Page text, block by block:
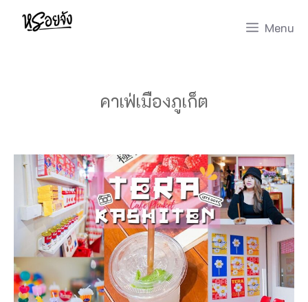
Skip
Menu
คาเฟ่เมืองภูเก็ต